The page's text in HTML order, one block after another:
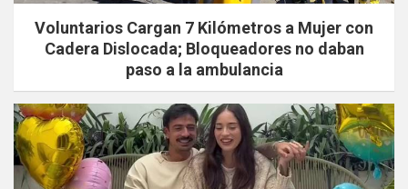
Voluntarios Cargan 7 Kilómetros a Mujer con
Cadera Dislocada; Bloqueadores no daban
paso a la ambulancia